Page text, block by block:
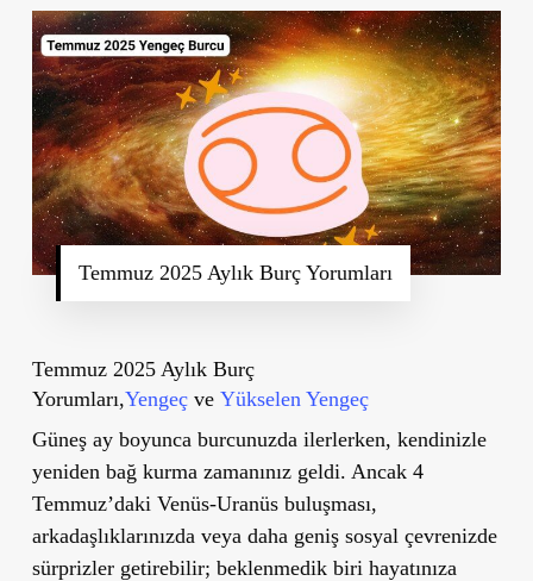
Temmuz 2025 Aylık Burç Yorumları
Temmuz 2025 Aylık Burç
Yorumları,Yengeçve Yükselen Yengeç
Güneş ay boyunca burcunuzda ilerlerken, kendinizle
yeniden bağ kurma zamanınız geldi. Ancak 4
Temmuz’daki Venüs-Uranüs buluşması,
arkadaşlıklarınızda veya daha geniş sosyal çevrenizde
sürprizler getirebilir; beklenmedik biri hayatınıza